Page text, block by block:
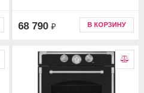
68 790 ₽ В КОРЗИНУ